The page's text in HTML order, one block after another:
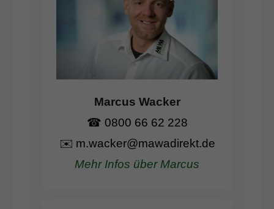
Marcus Wacker
☎ 0800 66 62 228
✉️ m.wacker@mawadirekt.de
Mehr Infos über Marcus